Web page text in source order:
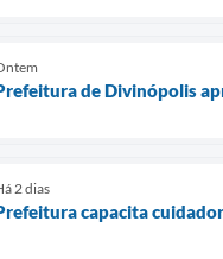
de Divinópolis
2 dias
capacita